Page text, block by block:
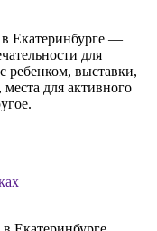
Екатеринбурге —
для
ребенком, выставки,
для активного